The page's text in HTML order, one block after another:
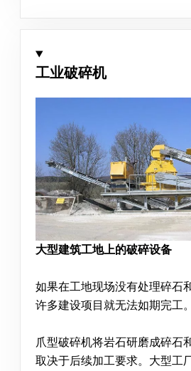
工业破碎机
大型建筑工地上的破碎设备
如果在工地现场没有处理碎石
许多建设项目就无法如期完工。
爪型破碎机将岩石研磨成碎石
取决于后续加工要求。大型工